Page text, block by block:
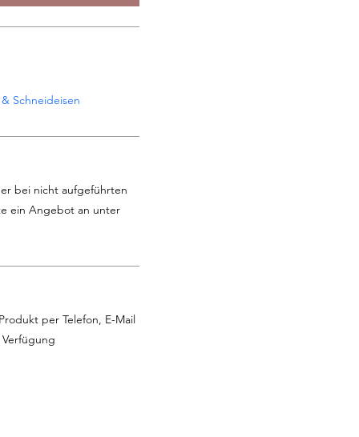
Schneideisen
bei nicht aufgeführten
ein Angebot an unter
per Telefon, E-Mail